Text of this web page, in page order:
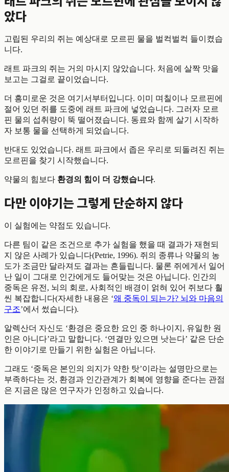
았다
고립된 우리의 쥐는 예상대로 모르핀 물을 벌컥벌컥 들이켰습
니다.
래트 파크의 쥐는 거의 마시지 않았습니다. 처음에 살짝 맛을
보고는 그걸로 끝이었습니다.
더 흥미로운 것은 여기서부터입니다. 이미 며칠이나 모르핀에
절어 있던 쥐를 도중에 래트 파크에 넣었습니다. 그러자 모르
핀 물의 섭취량이 뚝 떨어졌습니다. 동료와 함께 살기 시작하
자 보통 물을 선택하게 되었습니다.
반대도 있었습니다. 래트 파크에서 좁은 우리로 되돌려진 쥐는
모르핀을 찾기 시작했습니다.
약물의 힘보다 환경의 힘이 더 강했습니다.
다만 이야기는 그렇게 단순하지 않다
이 실험에는 약점도 있습니다.
다른 팀이 같은 조건으로 추가 실험을 했을 때 결과가 재현되
지 않은 사례가 있습니다(Petrie, 1996). 쥐의 종류나 약물의 농
도가 조금만 달라져도 결과는 흔들립니다. 물론 쥐에게서 일어
난 일이 그대로 인간에게도 들어맞는 것은 아닙니다. 인간의
중독은 유전, 뇌의 회로, 사회적인 배경이 얽혀 있어 쥐보다 훨
씬 복잡합니다(자세한 내용은 ‘왜 중독이 되는가? 뇌와 마음의
구조’에서 썼습니다).
알렉산더 자신도 ‘환경은 중요한 요인 중 하나이지, 유일한 원
인은 아니다’라고 말합니다. ‘연결만 있으면 낫는다’ 같은 단순
한 이야기로 만들기 위한 실험은 아닙니다.
그래도 ‘중독은 본인의 의지가 약한 탓’이라는 설명만으로는
부족하다는 것, 환경과 인간관계가 회복에 영향을 준다는 관점
은 지금은 많은 연구자가 인정하고 있습니다.